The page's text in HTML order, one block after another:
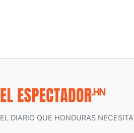
EL DIARIO QUE HONDURAS NECESITA